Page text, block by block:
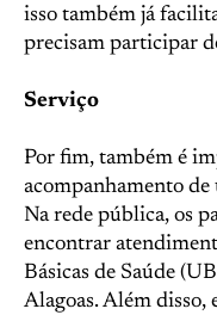
isso também já
precisam participar
Serviço
Por fim, também é
acompanhamento
Na rede pública, os
encontrar
Básicas de Saúde
Alagoas. Além disso,